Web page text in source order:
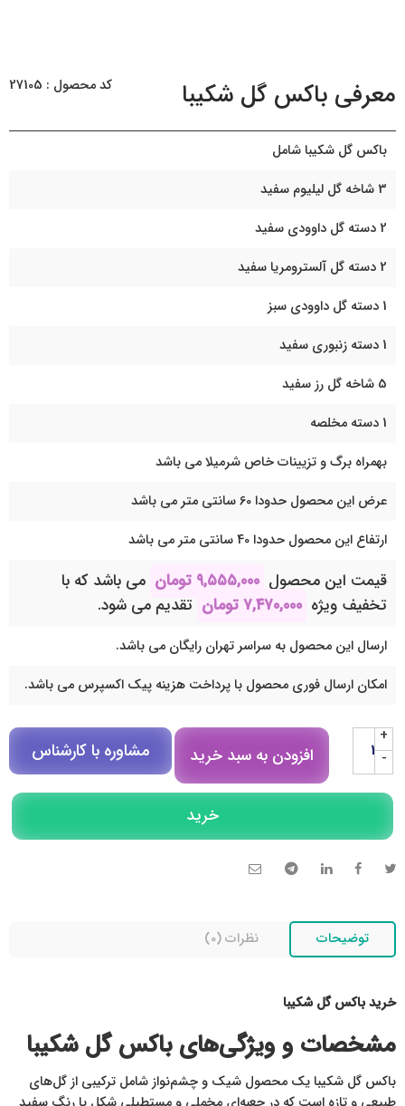
معرفی باکس گل شکیبا کد محصول : 27105
باکس گل شکیبا شامل
3 شاخه گل لیلیوم سفید
2 دسته گل داوودی سفید
2 دسته گل آلسترومریا سفید
1 دسته گل داوودی سبز
1 دسته زنبوری سفید
5 شاخه گل رز سفید
1 دسته مخلصه
بهمراه برگ و تزیینات خاص شرمیلا می باشد
عرض این محصول حدودا 60 سانتی متر می باشد
ارتفاع این محصول حدودا 40 سانتی متر می باشد
قیمت این محصول ۹,۵۵۵,۰۰۰ تومان می باشد که با
تخفیف ویژه ۷,۴۷۰,۰۰۰تومان تقدیم می شود.
ارسال این محصول به سراسر تهران رایگان می باشد.
امکان ارسال فوری محصول با پرداخت هزینه پیک اکسپرس می باشد.
+
-
افزودن به سبد خرید مشاوره با کارشناس
مشاوره در روبیکا
تلگرام
خرید
توضیحات نظرات (0)
خرید باکس گل شکیبا
مشخصات و ویژگی‌های باکس گل شکیبا
باکس گل شکیبا یک محصول شیک و چشم‌نواز شامل ترکیبی از گل‌های